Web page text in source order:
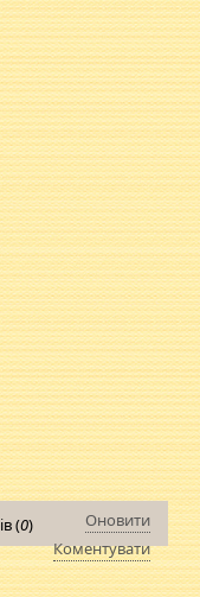
(0)
Оновити
Коментувати